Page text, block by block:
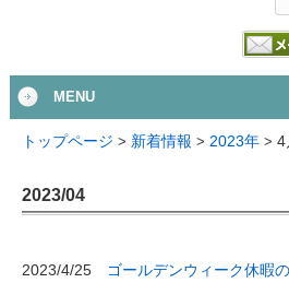
MENU
トップページ > 新着情報 > 2023年> 4
2023/04
2023/4/25 ゴールデンウィーク休暇